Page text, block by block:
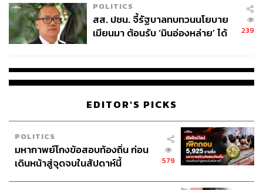
POLITICS
สส. ปชน. จี้รัฐบาลทบทวนนโยบาย
เมียนมา ต้อนรับ ‘มินอ่องหล่าย’ ได้
239
EDITOR'S PICKS
POLITICS
มหากาพย์โกงข้อสอบท้องถิ่น ก่อน
เดินหน้าสู่จุดจบในสัปดาห์นี้
579